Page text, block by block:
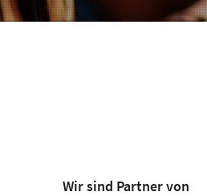
Wir sind Partner von